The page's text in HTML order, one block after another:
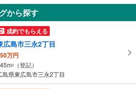
から探す
成約でもらえる
広島市三永2丁目
万円
2
（登記）
島県東広島市三永2丁目